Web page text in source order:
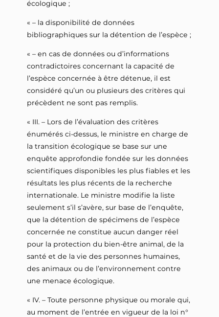
écologique ;
« – la disponibilité de données
bibliographiques sur la détention de l’espèce ;
« – en cas de données ou d’informations
contradictoires concernant la capacité de
l’espèce concernée à être détenue, il est
considéré qu’un ou plusieurs des critères qui
précèdent ne sont pas remplis.
« III. – Lors de l’évaluation des critères
énumérés ci-dessus, le ministre en charge de
la transition écologique se base sur une
enquête approfondie fondée sur les données
scientifiques disponibles les plus fiables et les
résultats les plus récents de la recherche
internationale. Le ministre modifie la liste
seulement s’il s’avère, sur base de l’enquête,
que la détention de spécimens de l’espèce
concernée ne constitue aucun danger réel
pour la protection du bien-être animal, de la
santé et de la vie des personnes humaines,
des animaux ou de l’environnement contre
une menace écologique.
« IV. – Toute personne physique ou morale qui,
au moment de l’entrée en vigueur de la loi n°